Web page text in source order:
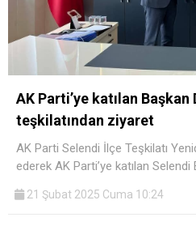
AK Parti’ye katılan Başkan
teşkilatından ziyaret
AK Parti Selendi İlçe Teşkilatı
ederek AK Parti’ye katılan Selendi
21 Şubat 2025 Cuma 10:24